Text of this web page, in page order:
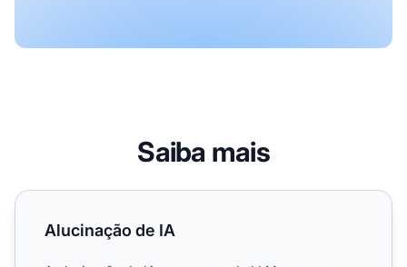
Saiba mais
Alucinação de IA
Alucinação de IA